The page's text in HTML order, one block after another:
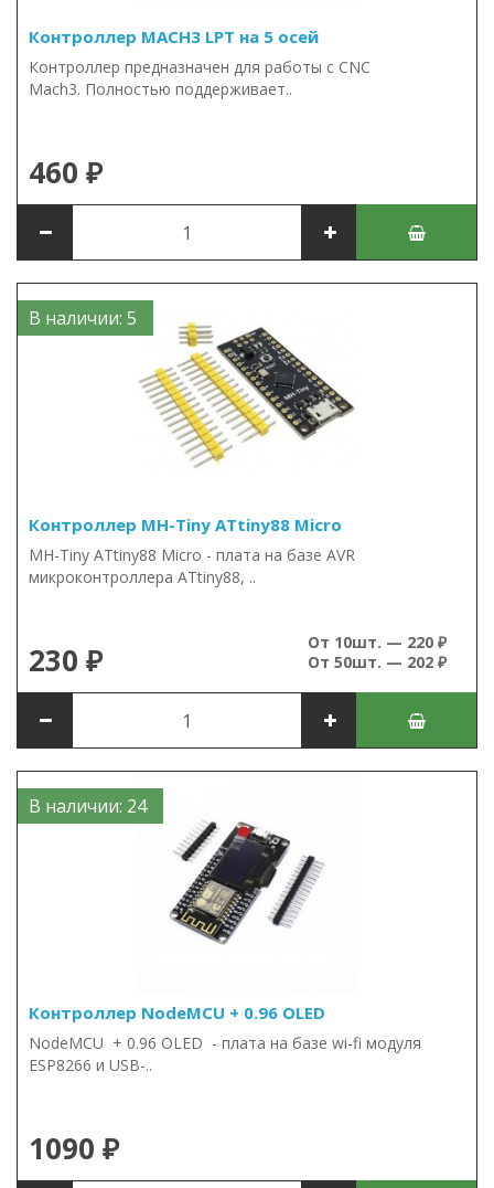
Контроллер MACH3 LPT на 5 осей
Контроллер предназначен для работы с CNC
Mach3. Полностью поддерживает..
460 ₽
В наличии: 5
Контроллер MH-Tiny ATtiny88 Micro
MH-Tiny ATtiny88 Micro - плата на базе AVR
микроконтроллера ATtiny88, ..
230 ₽
От 10шт. — 220 ₽
От 50шт. — 202 ₽
В наличии: 24
Контроллер NodeMCU + 0.96 OLED
NodeMCU + 0.96 OLED - плата на базе wi-fi модуля
ESP8266 и USB-..
1090 ₽